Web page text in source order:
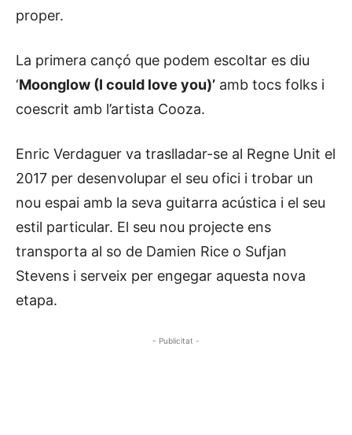
proper.
La primera cançó que podem escoltar es diu
‘Moonglow (I could love you)’ amb tocs folks i
coescrit amb l’artista Cooza.
Enric Verdaguer va traslladar-se al Regne Unit el
2017 per desenvolupar el seu ofici i trobar un
nou espai amb la seva guitarra acústica i el seu
estil particular. El seu nou projecte ens
transporta al so de Damien Rice o Sufjan
Stevens i serveix per engegar aquesta nova
etapa.
- Publicitat -